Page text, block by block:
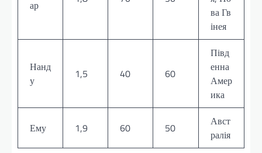
ар
ва Гв
інея
Нанд
у
1,5 40 60
Півд
енна
Амер
ика
Ему 1,9 60 50
Авст
ралія